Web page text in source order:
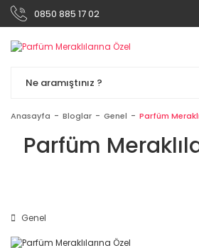
0850 885 17 02
Anasayfa Bloglar Genel Parfüm
Parfüm
Genel